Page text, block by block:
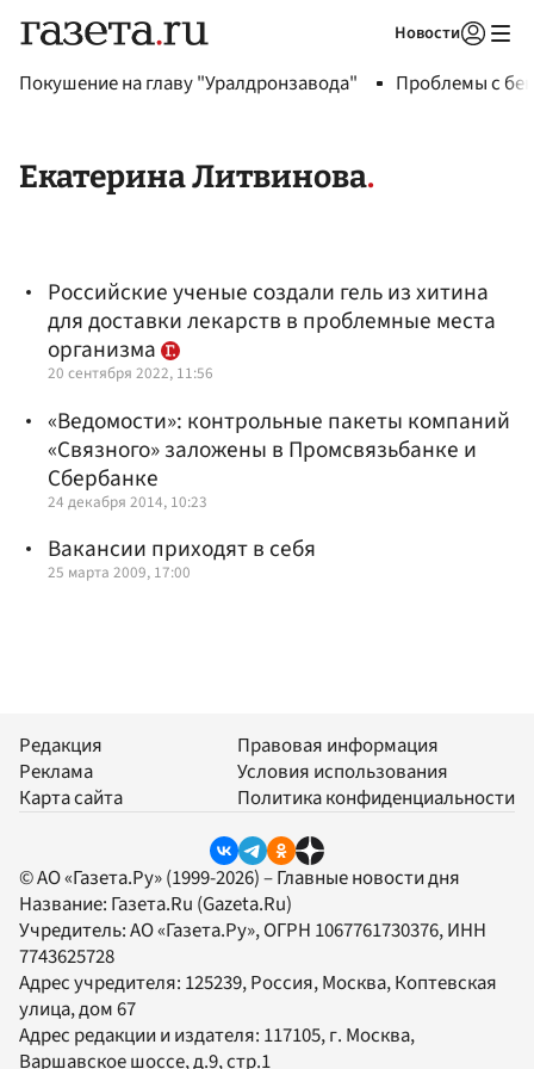
Новости
Покушение на главу "Уралдронзавода" Проблемы с
Екатерина Литвинова
Российские ученые создали гель из хитина
для доставки лекарств в проблемные места
организма
20 сентября 2022, 11:56
«Ведомости»: контрольные пакеты компаний
«Связного» заложены в Промсвязьбанке и
Сбербанке
24 декабря 2014, 10:23
Вакансии приходят в себя
25 марта 2009, 17:00
Редакция
Реклама
Карта сайта
Правовая информация
Условия использования
Политика конфиденциальности
© АО «Газета.Ру» (1999-2026) – Главные новости дня
Название: Газета.Ru (Gazeta.Ru)
Учредитель:АО «Газета.Ру», ОГРН 1067761730376, ИНН
7743625728
Адрес учредителя: 125239, Россия, Москва, Коптевская
улица, дом 67
Адрес редакции и издателя: 117105, г. Москва,
Варшавское шоссе, д.9, стр.1